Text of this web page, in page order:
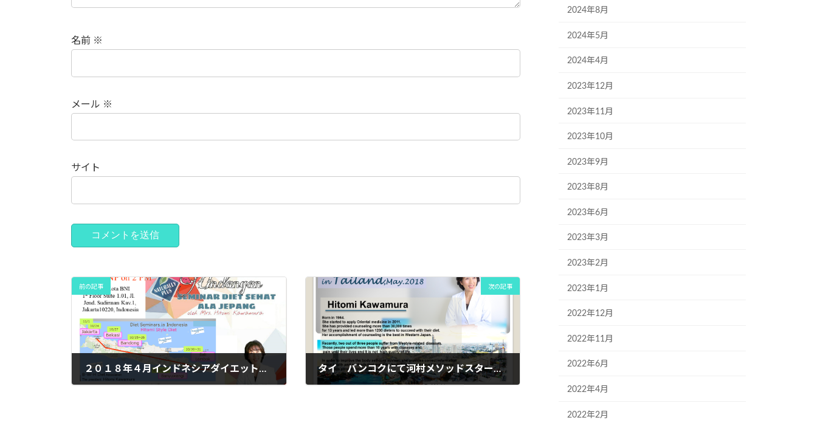
名前 ※
メール ※
サイト
前の記事
２０１８年４月インドネシアダイエットセミナー始まります♬
次の記事
タイ バンコクにて河村メソッドスタートします♬
2024年8月
2024年5月
2024年4月
2023年12月
2023年11月
2023年10月
2023年9月
2023年8月
2023年6月
2023年3月
2023年2月
2023年1月
2022年12月
2022年11月
2022年6月
2022年4月
2022年2月